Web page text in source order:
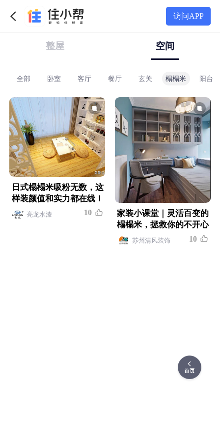
访问APP
整屋 空间
loft 别墅
地中海 复古 工业 轻奢 混搭
全部 卧室 客厅 餐厅 玄关 榻榻米 阳台
日式榻榻米吸粉无数，这
样装颜值和实力都在线！
亮龙水漆 10
家装小课堂｜灵活百变的
榻榻米，拯救你的不开心
苏州清风装饰 10